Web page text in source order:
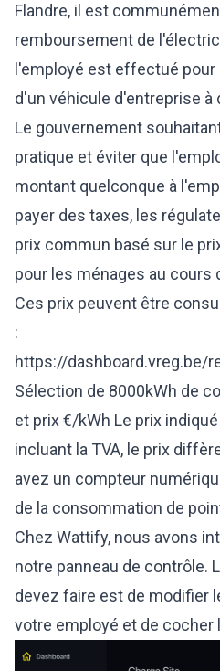
Flandre, il est
remboursement de
l'employé est effectué pour
d'un véhicule d'entreprise à
Le gouvernement
pratique et éviter que
montant quelconque à
payer des taxes, les
prix commun basé sur le
pour les ménages au cours
Ces prix peuvent être
:
https://dashboard.vreg.be/
Sélection de 8000kWh de
et prix €/kWh Le prix
incluant la TVA, le prix
avez un compteur
de la consommation de
Chez Wattify, nous avons
notre panneau de contrôle.
devez faire est de modifier
votre employé et de cocher